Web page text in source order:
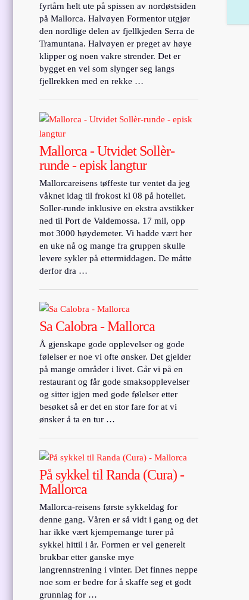
fyrtårn helt ute på spissen av nordøstsiden
på Mallorca. Halvøyen Formentor utgjør
den nordlige delen av fjellkjeden Serra de
Tramuntana. Halvøyen er preget av høye
klipper og noen vakre strender. Det er
bygget en vei som slynger seg langs
fjellrekken med en rekke …
Mallorca - Utvidet Sollèr-
runde - episk langtur
Mallorcareisens tøffeste tur ventet da jeg
våknet idag til frokost kl 08 på hotellet.
Soller-runde inklusive en ekstra avstikker
ned til Port de Valdemossa. 17 mil, opp
mot 3000 høydemeter. Vi hadde vært her
en uke nå og mange fra gruppen skulle
levere sykler på ettermiddagen. De måtte
derfor dra …
Sa Calobra - Mallorca
Å gjenskape gode opplevelser og gode
følelser er noe vi ofte ønsker. Det gjelder
på mange områder i livet. Går vi på en
restaurant og får gode smaksopplevelser
og sitter igjen med gode følelser etter
besøket så er det en stor fare for at vi
ønsker å ta en tur …
På sykkel til Randa (Cura) -
Mallorca
Mallorca-reisens første sykkeldag for
denne gang. Våren er så vidt i gang og det
har ikke vært kjempemange turer på
sykkel hittil i år. Formen er vel generelt
brukbar etter ganske mye
langrennstrening i vinter. Det finnes neppe
noe som er bedre for å skaffe seg et godt
grunnlag for …